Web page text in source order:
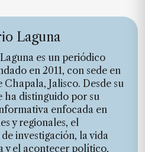
Laguna
es un periódico
en 2011, con sede en
Chapala, Jalisco. Desde su
ha distinguido por su
enfocada en
y regionales, el
investigación, la vida
y el acontecer político,